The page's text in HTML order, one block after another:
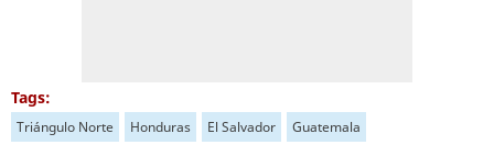
Tags:
Triángulo Norte Honduras El Salvador Guatemala